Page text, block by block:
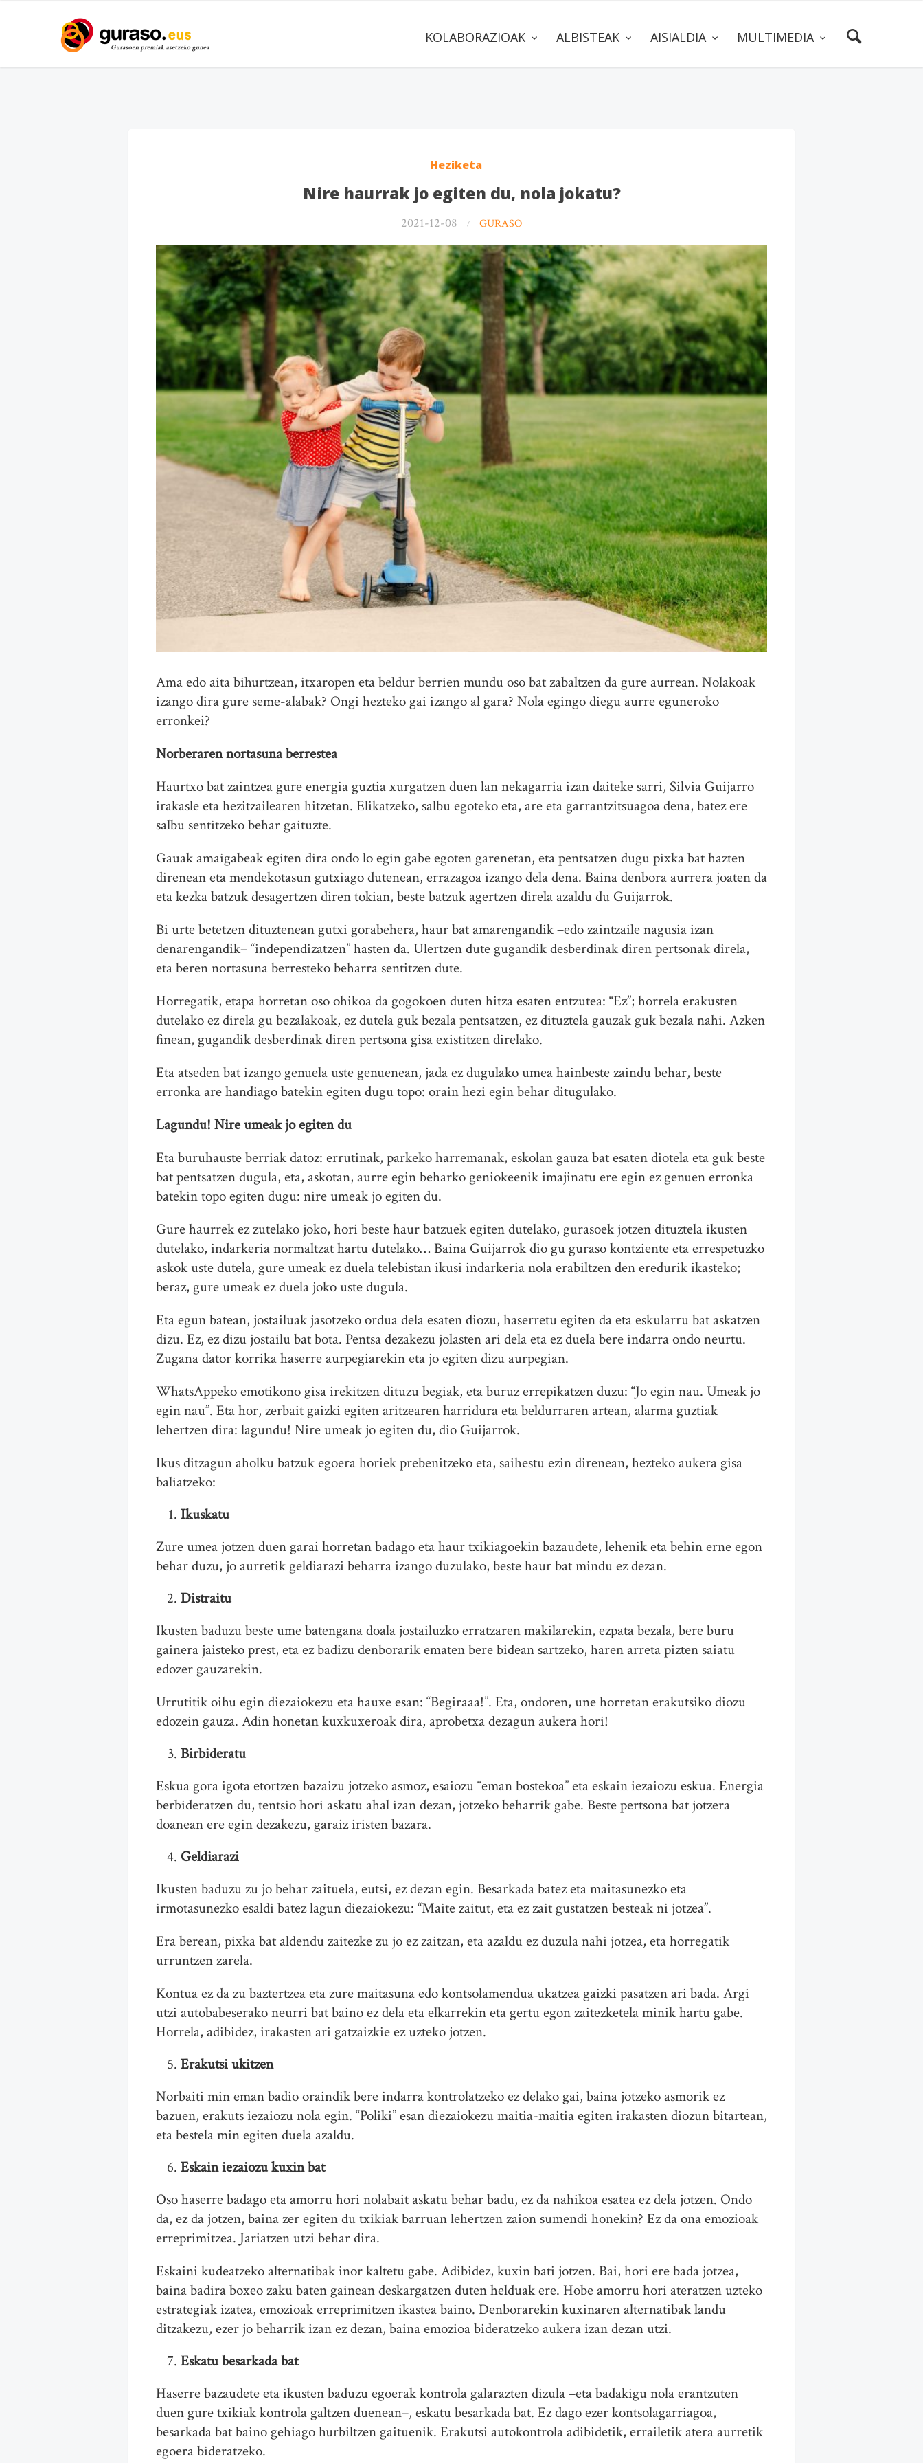
KOLABORAZIOAK ALBISTEAK AISIALDIA MULTIMEDIA
Heziketa
Nire haurrak jo egiten du, nola jokatu?
2021-12-08 GURASO
Ama edo aita bihurtzean, itxaropen eta beldur berrien mundu oso bat zabaltzen da gure aurrean. Nolakoak
izango dira gure seme-alabak? Ongi hezteko gai izango al gara? Nola egingo diegu aurre eguneroko
erronkei?
Norberaren nortasuna berrestea
Haurtxo bat zaintzea gure energia guztia xurgatzen duen lan nekagarria izan daiteke sarri, Silvia Guijarro
irakasle eta hezitzailearen hitzetan. Elikatzeko, salbu egoteko eta, are eta garrantzitsuagoa dena, batez ere
salbu sentitzeko behar gaituzte.
Gauak amaigabeak egiten dira ondo lo egin gabe egoten garenetan, eta pentsatzen dugu pixka bat hazten
direnean eta mendekotasun gutxiago dutenean, errazagoa izango dela dena. Baina denbora aurrera joaten da
eta kezka batzuk desagertzen diren tokian, beste batzuk agertzen direla azaldu du Guijarrok.
Bi urte betetzen dituztenean gutxi gorabehera, haur bat amarengandik –edo zaintzaile nagusia izan
denarengandik– “independizatzen” hasten da. Ulertzen dute gugandik desberdinak diren pertsonak direla,
eta beren nortasuna berresteko beharra sentitzen dute.
Horregatik, etapa horretan oso ohikoa da gogokoen duten hitza esaten entzutea: “Ez”; horrela erakusten
dutelako ez direla gu bezalakoak, ez dutela guk bezala pentsatzen, ez dituztela gauzak guk bezala nahi. Azken
finean, gugandik desberdinak diren pertsona gisa existitzen direlako.
Eta atseden bat izango genuela uste genuenean, jada ez dugulako umea hainbeste zaindu behar, beste
erronka are handiago batekin egiten dugu topo: orain hezi egin behar ditugulako.
Lagundu! Nire umeak jo egiten du
Eta buruhauste berriak datoz: errutinak, parkeko harremanak, eskolan gauza bat esaten diotela eta guk beste
bat pentsatzen dugula, eta, askotan, aurre egin beharko geniokeenik imajinatu ere egin ez genuen erronka
batekin topo egiten dugu: nire umeak jo egiten du.
Gure haurrek ez zutelako joko, hori beste haur batzuek egiten dutelako, gurasoek jotzen dituztela ikusten
dutelako, indarkeria normaltzat hartu dutelako… Baina Guijarrok dio gu guraso kontziente eta errespetuzko
askok uste dutela, gure umeak ez duela telebistan ikusi indarkeria nola erabiltzen den eredurik ikasteko;
beraz, gure umeak ez duela joko uste dugula.
Eta egun batean, jostailuak jasotzeko ordua dela esaten diozu, haserretu egiten da eta eskularru bat askatzen
dizu. Ez, ez dizu jostailu bat bota. Pentsa dezakezu jolasten ari dela eta ez duela bere indarra ondo neurtu.
Zugana dator korrika haserre aurpegiarekin eta jo egiten dizu aurpegian.
WhatsAppeko emotikono gisa irekitzen dituzu begiak, eta buruz errepikatzen duzu: “Jo egin nau. Umeak jo
egin nau”. Eta hor, zerbait gaizki egiten aritzearen harridura eta beldurraren artean, alarma guztiak
lehertzen dira: lagundu! Nire umeak jo egiten du, dio Guijarrok.
Ikus ditzagun aholku batzuk egoera horiek prebenitzeko eta, saihestu ezin direnean, hezteko aukera gisa
baliatzeko:
Ikuskatu
Zure umea jotzen duen garai horretan badago eta haur txikiagoekin bazaudete, lehenik eta behin erne egon
behar duzu, jo aurretik geldiarazi beharra izango duzulako, beste haur bat mindu ez dezan.
Distraitu
Ikusten baduzu beste ume batengana doala jostailuzko erratzaren makilarekin, ezpata bezala, bere buru
gainera jaisteko prest, eta ez badizu denborarik ematen bere bidean sartzeko, haren arreta pizten saiatu
edozer gauzarekin.
Urrutitik oihu egin diezaiokezu eta hauxe esan: “Begiraaa!”. Eta, ondoren, une horretan erakutsiko diozu
edozein gauza. Adin honetan kuxkuxeroak dira, aprobetxa dezagun aukera hori!
Birbideratu
Eskua gora igota etortzen bazaizu jotzeko asmoz, esaiozu “eman bostekoa” eta eskain iezaiozu eskua. Energia
berbideratzen du, tentsio hori askatu ahal izan dezan, jotzeko beharrik gabe. Beste pertsona bat jotzera
doanean ere egin dezakezu, garaiz iristen bazara.
Geldiarazi
Ikusten baduzu zu jo behar zaituela, eutsi, ez dezan egin. Besarkada batez eta maitasunezko eta
irmotasunezko esaldi batez lagun diezaiokezu: “Maite zaitut, eta ez zait gustatzen besteak ni jotzea”.
Era berean, pixka bat aldendu zaitezke zu jo ez zaitzan, eta azaldu ez duzula nahi jotzea, eta horregatik
urruntzen zarela.
Kontua ez da zu baztertzea eta zure maitasuna edo kontsolamendua ukatzea gaizki pasatzen ari bada. Argi
utzi autobabeserako neurri bat baino ez dela eta elkarrekin eta gertu egon zaitezketela minik hartu gabe.
Horrela, adibidez, irakasten ari gatzaizkie ez uzteko jotzen.
Erakutsi ukitzen
Norbaiti min eman badio oraindik bere indarra kontrolatzeko ez delako gai, baina jotzeko asmorik ez
bazuen, erakuts iezaiozu nola egin. “Poliki” esan diezaiokezu maitia-maitia egiten irakasten diozun bitartean,
eta bestela min egiten duela azaldu.
Eskain iezaiozu kuxin bat
Oso haserre badago eta amorru hori nolabait askatu behar badu, ez da nahikoa esatea ez dela jotzen. Ondo
da, ez da jotzen, baina zer egiten du txikiak barruan lehertzen zaion sumendi honekin? Ez da ona emozioak
erreprimitzea. Jariatzen utzi behar dira.
Eskaini kudeatzeko alternatibak inor kaltetu gabe. Adibidez, kuxin bati jotzen. Bai, hori ere bada jotzea,
baina badira boxeo zaku baten gainean deskargatzen duten helduak ere. Hobe amorru hori ateratzen uzteko
estrategiak izatea, emozioak erreprimitzen ikastea baino. Denborarekin kuxinaren alternatibak landu
ditzakezu, ezer jo beharrik izan ez dezan, baina emozioa bideratzeko aukera izan dezan utzi.
Eskatu besarkada bat
Haserre bazaudete eta ikusten baduzu egoerak kontrola galarazten dizula –eta badakigu nola erantzuten
duen gure txikiak kontrola galtzen duenean–, eskatu besarkada bat. Ez dago ezer kontsolagarriagoa,
besarkada bat baino gehiago hurbiltzen gaituenik. Erakutsi autokontrola adibidetik, errailetik atera aurretik
egoera bideratzeko.